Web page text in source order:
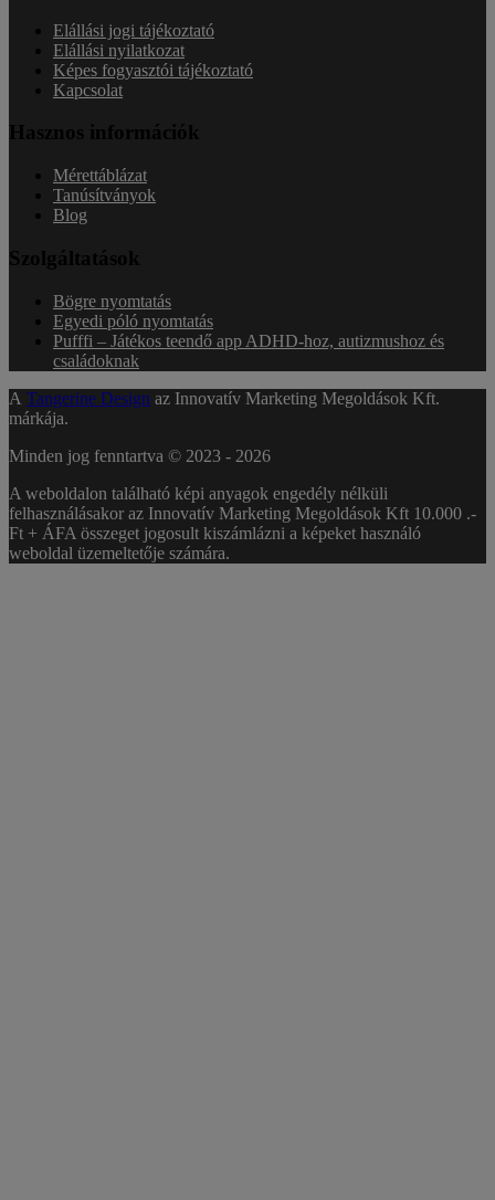
Elállási jogi tájékoztató
Elállási nyilatkozat
Képes fogyasztói tájékoztató
Kapcsolat
Hasznos információk
Mérettáblázat
Tanúsítványok
Blog
Szolgáltatások
Bögre nyomtatás
Egyedi póló nyomtatás
Pufffi – Játékos teendő app ADHD-hoz, autizmushoz és
családoknak
A Tangerine Design az Innovatív Marketing Megoldások Kft.
márkája.
Minden jog fenntartva © 2023 - 2026
A weboldalon található képi anyagok engedély nélküli
felhasználásakor az Innovatív Marketing Megoldások Kft 10.000 .-
Ft + ÁFA összeget jogosult kiszámlázni a képeket használó
weboldal üzemeltetője számára.